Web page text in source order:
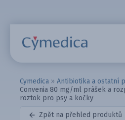
Cymedica » Antibiotika a ostatní
Convenia 80 mg/ml prášek a
roztok pro psy a kočky
Zpět na přehled produktů